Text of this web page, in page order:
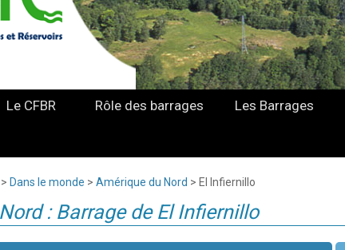
Le CFBR Rôle des barrages Les Barrages
> Dans le monde > Amérique du Nord > El Infiernillo
: Barrage de El Infiernillo